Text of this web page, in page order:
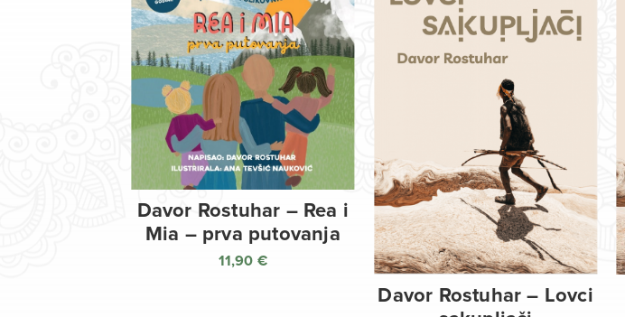
Davor Rostuhar – Rea i
Mia – prva putovanja
11,90 €
Davor Rostuhar – Lovci